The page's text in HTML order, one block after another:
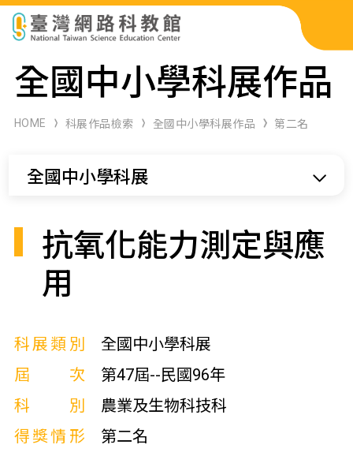
科展作品檢索
科學研習月刊
全國中小學科展作品
HOME 科展作品檢索 全國中小學科展作品 第二名
全國中小學科展
抗氧化能力測定與應
用
科展類別
全國中小學科展
屆次
第47屆--民國96年
科別
農業及生物科技科
得獎情形
第二名